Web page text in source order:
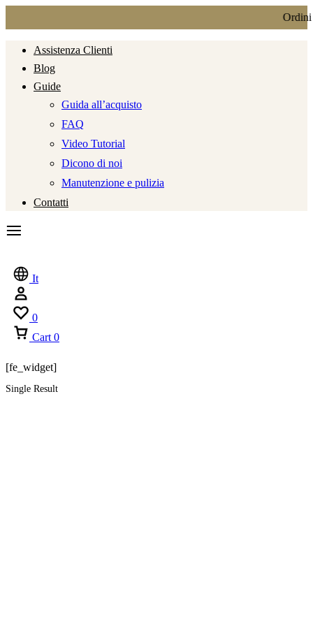
Ordini
Assistenza Clienti
Blog
Guide
Guida all’acquisto
FAQ
Video Tutorial
Dicono di noi
Manutenzione e pulizia
Contatti
It
0
Cart 0
[fe_widget]
Single Result